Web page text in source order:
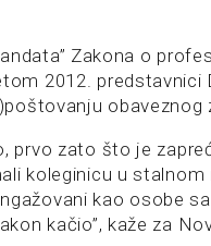
Zakona o
2012. predstavnici
obaveznog
prvo zato što je
koleginicu u
kao osobe
kačio”, kaže za